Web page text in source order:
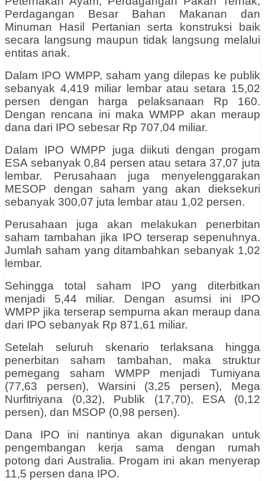
Perdagangan Besar Bahan Makanan dan
Minuman Hasil Pertanian serta konstruksi baik
secara langsung maupun tidak langsung melalui
entitas anak.
Dalam IPO WMPP, saham yang dilepas ke publik
sebanyak 4,419 miliar lembar atau setara 15,02
persen dengan harga pelaksanaan Rp 160.
Dengan rencana ini maka WMPP akan meraup
dana dari IPO sebesar Rp 707,04 miliar.
Dalam IPO WMPP juga diikuti dengan progam
ESA sebanyak 0,84 persen atau setara 37,07 juta
lembar. Perusahaan juga menyelenggarakan
MESOP dengan saham yang akan dieksekuri
sebanyak 300,07 juta lembar atau 1,02 persen.
Perusahaan juga akan melakukan penerbitan
saham tambahan jika IPO terserap sepenuhnya.
Jumlah saham yang ditambahkan sebanyak 1,02
lembar.
Sehingga total saham IPO yang diterbitkan
menjadi 5,44 miliar. Dengan asumsi ini IPO
WMPP jika terserap sempurna akan meraup dana
dari IPO sebanyak Rp 871,61 miliar.
Setelah seluruh skenario terlaksana hingga
penerbitan saham tambahan, maka struktur
pemegang saham WMPP menjadi Tumiyana
(77,63 persen), Warsini (3,25 persen), Mega
Nurfitriyana (0,32), Publik (17,70), ESA (0,12
persen), dan MSOP (0,98 persen).
Dana IPO ini nantinya akan digunakan untuk
pengembangan kerja sama dengan rumah
potong dari Australia. Progam ini akan menyerap
11,5 persen dana IPO.